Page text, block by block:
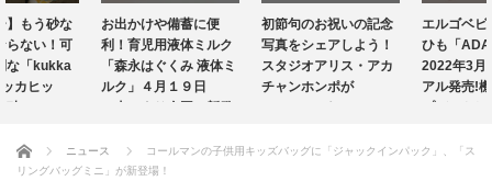
ニュース
出産・育児情報
お出かけや備蓄に便
利！育児用液体ミルク
「森永はぐくみ 液体ミ
ルク」４月１９日
初節句のお祝いの記念
写真をシェアしよう！
スタジオアリス・アカ
チャンホンポが
育児グッズ
エルゴベビーの抱っこ
ひも「ADAPT」が
2022年3月4日リニュー
アル発売!機能性をアッ
ホーム ニュース
コールマンの子供用キッズバッグに「ジャックインパック」、「ス
リングバッグミニ」が新登場！